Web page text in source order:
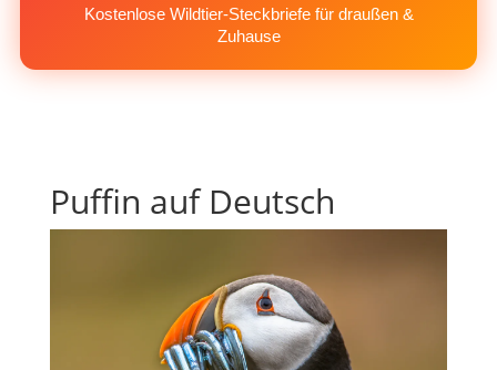
Kostenlose Wildtier-Steckbriefe für draußen &
Zuhause
Puffin auf Deutsch